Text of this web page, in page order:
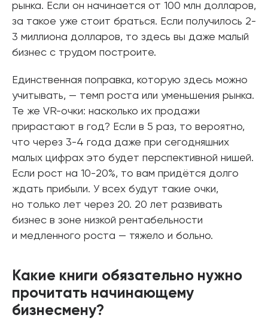
рынка. Если он начинается от 100 млн долларов,
за такое уже стоит браться. Если получилось 2-
3 миллиона долларов, то здесь вы даже малый
бизнес с трудом построите.
Единственная поправка, которую здесь можно
учитывать, — темп роста или уменьшения рынка.
Те же VR-очки: насколько их продажи
прирастают в год? Если в 5 раз, то вероятно,
что через 3-4 года даже при сегодняшних
малых цифрах это будет перспективной нишей.
Если рост на 10-20%, то вам придётся долго
ждать прибыли. У всех будут такие очки,
но только лет через 20. 20 лет развивать
бизнес в зоне низкой рентабельности
и медленного роста — тяжело и больно.
Какие книги обязательно нужно
прочитать начинающему
бизнесмену?